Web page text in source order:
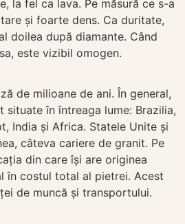
la fel ca lava. Pe măsură ce s-a
și foarte dens. Ca duritate,
doilea după diamante. Când
este vizibil omogen.
de milioane de ani. În general,
situate în întreaga lume: Brazilia,
India și Africa. Statele Unite și
câteva cariere de granit. Pe
din care își are originea
în costul total al pietrei. Acest
de muncă și transportului.